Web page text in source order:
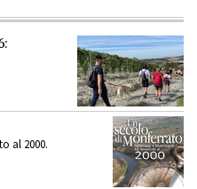
al 2000.